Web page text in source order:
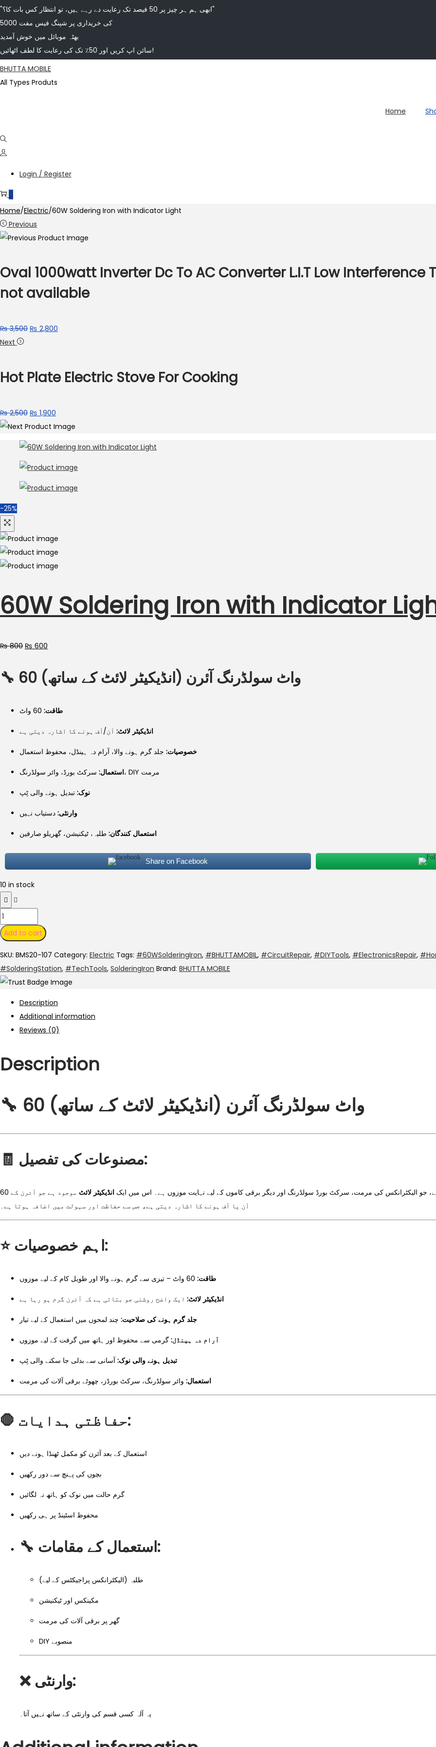
"ابھی ہم ہر چیز پر 50 فیصد تک رعایت دے رہے ہیں، تو انتظار کس بات کا؟"
5000 کی خریداری پر شپنگ فیس مفت
بھٹہ موبائل میں خوش آمدید
سائن اپ کریں اور 50٪ تک کی رعایت کا لطف اٹھائیں!
BHUTTA MOBILE
All Types Produts
Home
Login / Register
0
Home/Electric/60W Soldering Iron with Indicator Light
Previous
Oval 1000watt Inverter Dc To AC Converter L.I.T Low
not available
₨3,500 ₨ 2,800
Next
Hot Plate Electric Stove For Cooking
₨2,500 ₨ 1,900
-25%
60W Soldering Iron with Indicator
₨800 ₨ 600
🔧 60 واٹ سولڈرنگ آئرن (انڈیکیٹر لائٹ کے ساتھ)
طاقت:
انڈیکیٹر لائٹ: آن/آف ہونے کا اشارہ دیتی ہے
خصوصیات: جلد گرم ہونے والا، آرام دہ ہینڈل، محفوظ استعمال
استعمال: سرکٹ بورڈ، وائر سولڈرنگ، DIY مرمت
نوک: تبدیل ہونے والی ٹِپ
وارنٹی: دستیاب نہیں
استعمال کنندگان: طلبہ، ٹیکنیشن، گھریلو صارفین
Share on Facebook
10 in stock
Add to cart
SKU: BMS20-107 Category: Electric Tags: #60WSolderingIron, #BHUTTAMOBIL, #CircuitRepair, #DIYTools, #ElectronicsRepair,
#SolderingStation, #TechTools, SolderingIron Brand: BHUTTA MOBILE
Description
Additional information
Reviews (0)
Description
🔧
60 واٹ سولڈرنگ آئرن (انڈیکیٹر لائٹ کے ساتھ)
🧾 مصنوعات کی تفصیل:
ہے، جو الیکٹرانکس کی مرمت، سرکٹ بورڈ سولڈرنگ اور دیگر برقی کاموں کے لیے نہایت موزوں ہے۔ اس میں ایک انڈیکیٹر لائٹ موجود ہے جو آئرن کے
آن یا آف ہونے کا اشارہ دیتی ہے، جس سے حفاظت اور سہولت میں اضافہ ہوتا ہے۔
⭐ اہم خصوصیات:
طاقت:
انڈیکیٹر لائٹ: ایک واضح روشنی جو بتاتی ہے کہ آئرن گرم ہو رہا ہے
جلد گرم ہونے کی صلاحیت: چند لمحوں میں استعمال کے لیے تیار
آرام دہ ہینڈل: گرمی سے محفوظ اور ہاتھ میں گرفت کے لیے موزوں
تبدیل ہونے والی نوک:آسانی سے بدلی جا سکنے والی ٹِپ
استعمال: وائر سولڈرنگ، سرکٹ بورڈز، چھوٹے برقی آلات کی مرمت
🛑 حفاظتی ہدایات:
استعمال کے بعد آئرن کو مکمل ٹھنڈا ہونے دیں
بچوں کی پہنچ سے دور رکھیں
گرم حالت میں نوک کو ہاتھ نہ لگائیں
محفوظ اسٹینڈ پر ہی رکھیں
🔧 استعمال کے مقامات:
طلبہ (الیکٹرانکس پراجیکٹس کے لیے)
مکینکس اور ٹیکنیشن
گھر پر برقی آلات کی مرمت
DIY منصوبے
❌ وارنٹی:
یہ آلہ کسی قسم کی وارنٹی کے ساتھ نہیں آتا۔